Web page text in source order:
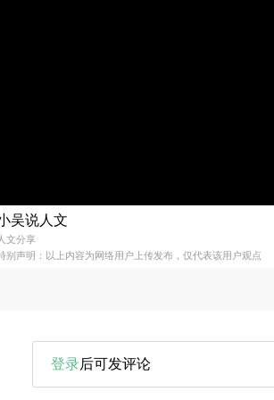
吴说人文
人文分享
别声明：以上内容为网络用户上传发布，仅代表该用户观点
登录后可发评论